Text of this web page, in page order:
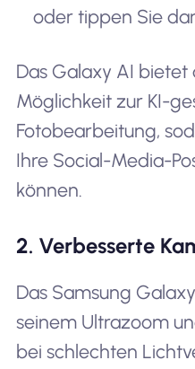
oder tippen Sie
Das Galaxy AI
Möglichkeit zur KI-
Fotobearbeitung,
Ihre Social-Media-
können.
2. Verbesserte
Das Samsung
seinem Ultrazoom
bei schlechten